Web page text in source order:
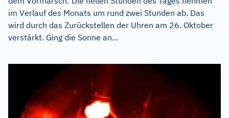
im Verlauf des Monats um rund zwei Stunden ab. Das
wird durch das Zurückstellen der Uhren am 26. Oktober
verstärkt. Ging die Sonne an...